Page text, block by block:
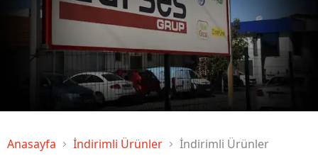
Anasayfa İndirimli Ürünler İndirimli Ürünler